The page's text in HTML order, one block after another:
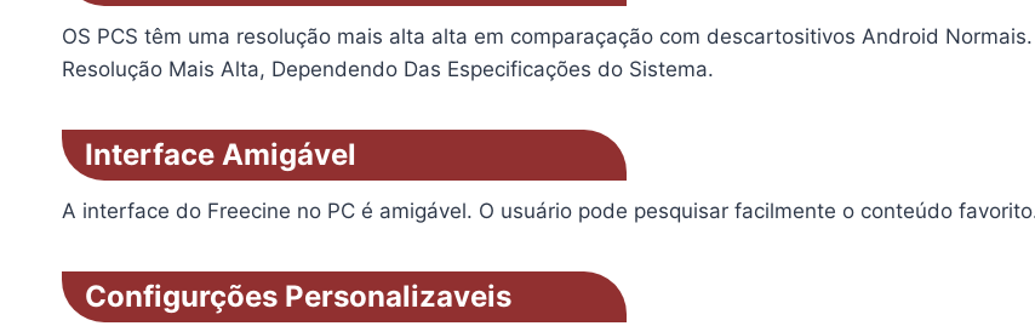
OS PCS têm uma resolução mais alta alta em comparaçação com descartositivos Android
Resolução Mais Alta, Dependendo Das Especificações do Sistema.
Interface Amigável
A interface do Freecine no PC é amigável. O usuário pode pesquisar facilmente o conteúdo
Configurções Personalizaveis